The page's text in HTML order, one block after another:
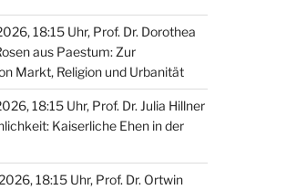
18:15 Uhr, Prof. Dr. Dorothea
aus Paestum: Zur
Markt, Religion und Urbanität
18:15 Uhr, Prof. Dr. Julia Hillner
Kaiserliche Ehen in der
18:15 Uhr, Prof. Dr. Ortwin